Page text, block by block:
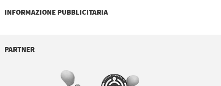
INFORMAZIONE PUBBLICITARIA
PARTNER